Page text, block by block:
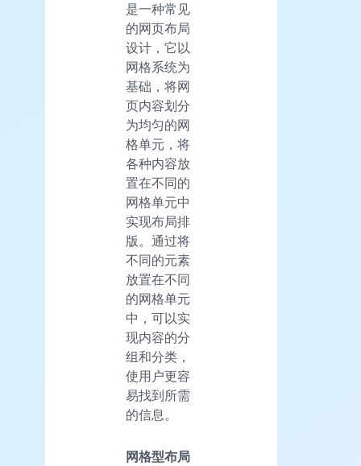
是一种常见
的网页布局
设计，它以
网格系统为
基础，将网
页内容划分
为均匀的网
格单元，将
各种内容放
置在不同的
网格单元中
实现布局排
版。通过将
不同的元素
放置在不同
的网格单元
中，可以实
现内容的分
组和分类，
使用户更容
易找到所需
的信息。
网格型布局